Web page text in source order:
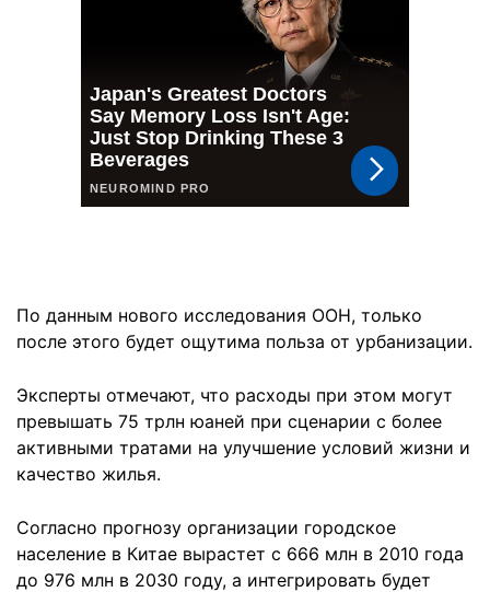
По данным нового исследования ООН, только
после этого будет ощутима польза от урбанизации.
Эксперты отмечают, что расходы при этом могут
превышать 75 трлн юаней при сценарии с более
активными тратами на улучшение условий жизни и
качество жилья.
Согласно прогнозу организации городское
население в Китае вырастет с 666 млн в 2010 года
до 976 млн в 2030 году, а интегрировать будет